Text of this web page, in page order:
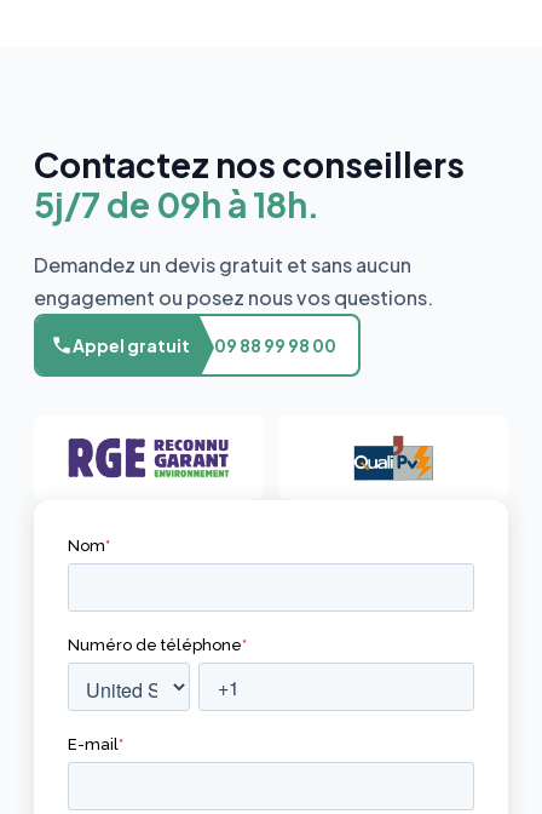
Contactez nos conseillers
5j/7 de 09h à 18h.
Demandez un devis gratuit et sans aucun
engagement ou posez nous vos questions.
Appel gratuit 09 88 99 98 00